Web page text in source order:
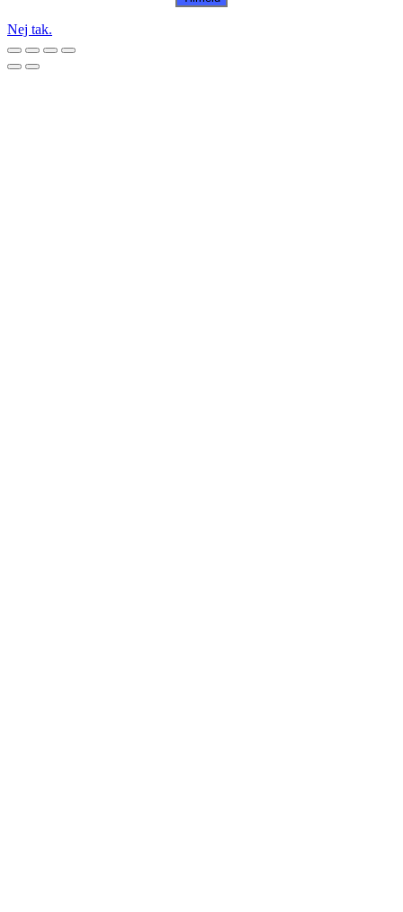
Nej tak.